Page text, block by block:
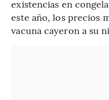
existencias en
este año, los precios
vacuna cayeron a su